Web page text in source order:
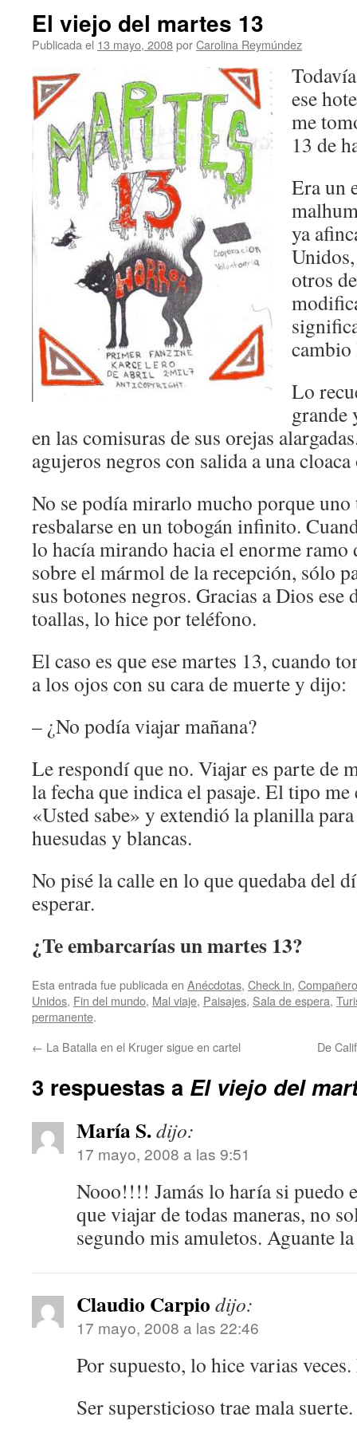
El viejo del martes 13
Publicada el 13 mayo, 2008porCarolina Reymúndez
ese
me
13 de
Era un
ya
otros
Lo
grande
en las comisuras de sus orejas
agujeros negros con salida a una cloaca
No se podía mirarlo mucho porque uno
resbalarse en un tobogán infinito.
lo hacía mirando hacia el enorme ramo
sobre el mármol de la recepción, sólo
sus botones negros. Gracias a Dios ese
toallas, lo hice por teléfono.
El caso es que ese martes 13, cuando
a los ojos con su cara de muerte y dijo:
– ¿No podía viajar mañana?
Le respondí que no. Viajar es parte de
la fecha que indica el pasaje. El tipo
«Usted sabe» y extendió la planilla
huesudas y blancas.
No pisé la calle en lo que quedaba del
esperar.
¿Te embarcarías un martes 13?
Esta entrada fue publicada en Anécdotas, Check in,
Unidos, Fin del mundo, Mal viaje, Paisajes, Sala de espera,
permanente.
← La Batalla en el Kruger sigue en cartel De
3 respuestas a El viejo del
María S.dijo:
17 mayo, 2008 a las 9:51
Nooo!!!! Jamás lo haría si puedo
que viajar de todas maneras, no
segundo mis amuletos. Aguante
Claudio Carpio dijo:
17 mayo, 2008 a las 22:46
Por supuesto, lo hice varias veces.
Ser supersticioso trae mala suerte.